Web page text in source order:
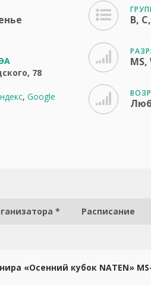
78
, Google
B,
MS,
* Расписание
«Осенний кубок NATEN» MS